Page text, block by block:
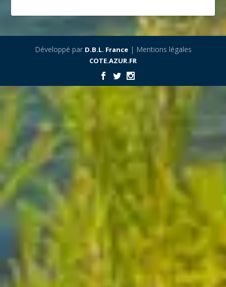
Développé par D.B.L. France| Mentions légales
COTE.AZUR.FR